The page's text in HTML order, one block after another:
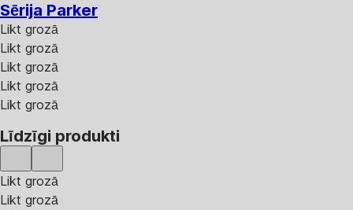
Sērija Parker
Likt grozā
Likt grozā
Likt grozā
Likt grozā
Likt grozā
Līdzīgi produkti
Likt grozā
Likt grozā